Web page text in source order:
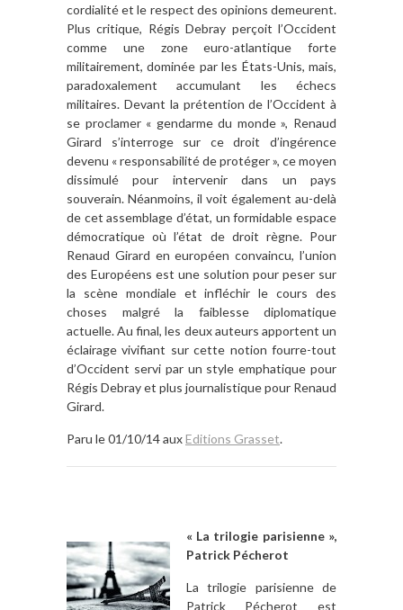
cordialité et le respect des opinions demeurent.
Plus critique, Régis Debray perçoit l’Occident
comme une zone euro-atlantique forte
militairement, dominée par les États-Unis, mais,
paradoxalement accumulant les échecs
militaires. Devant la prétention de l’Occident à
se proclamer « gendarme du monde », Renaud
Girard s’interroge sur ce droit d’ingérence
devenu « responsabilité de protéger », ce moyen
dissimulé pour intervenir dans un pays
souverain. Néanmoins, il voit également au-delà
de cet assemblage d’état, un formidable espace
démocratique où l’état de droit règne. Pour
Renaud Girard en européen convaincu, l’union
des Européens est une solution pour peser sur
la scène mondiale et infléchir le cours des
choses malgré la faiblesse diplomatique
actuelle. Au final, les deux auteurs apportent un
éclairage vivifiant sur cette notion fourre-tout
d’Occident servi par un style emphatique pour
Régis Debray et plus journalistique pour Renaud
Girard.
Paru le 01/10/14 auxEditions Grasset.
« La trilogie parisienne »,
Patrick Pécherot
La trilogie parisienne de
Patrick Pécherot est